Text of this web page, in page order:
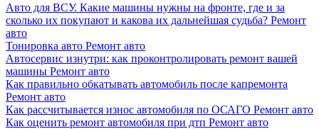
Авто для ВСУ. Какие машины нужны на фронте, где и за
сколько их покупают и какова их дальнейшая судьба? Ремонт
авто
Тонировка авто Ремонт авто
Автосервис изнутри: как проконтролировать ремонт вашей
машины Ремонт авто
Как правильно обкатывать автомобиль после капремонта
Ремонт авто
Как рассчитывается износ автомобиля по ОСАГО Ремонт авто
Как оценить ремонт автомобиля при дтп Ремонт авто